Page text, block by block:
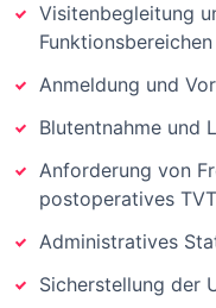
Visitenbegleitung
Funktionsbereichen
Anmeldung und
Blutentnahme und
Anforderung von
postoperatives
Administratives
Sicherstellung der